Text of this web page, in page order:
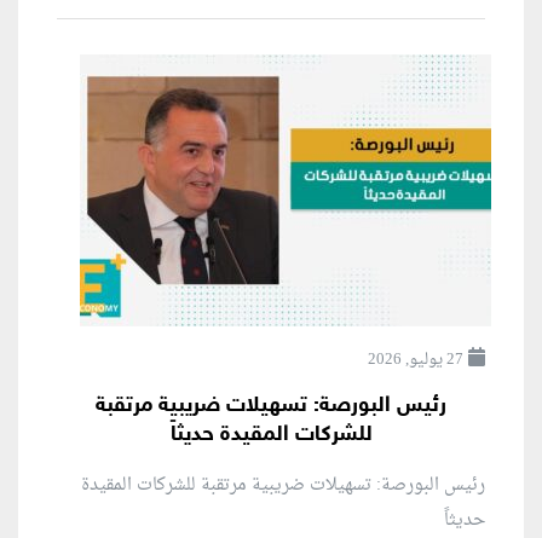
27 يوليو, 2026
رئيس البورصة: تسهيلات ضريبية مرتقبة
للشركات المقيدة حديثاً
رئيس البورصة: تسهيلات ضريبية مرتقبة للشركات المقيدة
حديثاً